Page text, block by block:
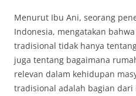
Menurut Ibu Ani, seorang
Indonesia, mengatakan
tradisional tidak hanya
juga tentang bagaimana
relevan dalam kehidupan
tradisional adalah bagian